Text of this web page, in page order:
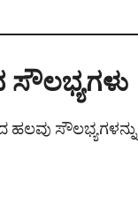
ಸೌಲಭ್ಯಗಳನ್ನು